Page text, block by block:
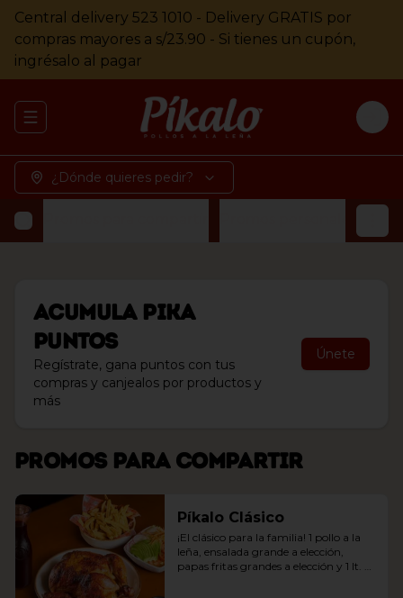
Central delivery 523 1010 - Delivery GRATIS por
compras mayores a s/23.90 - Si tienes un cupón,
ingrésalo al pagar
Abrir menu de navegación
¿Dónde quieres pedir?
Acumula Pika
Puntos
Regístrate, gana puntos con tus
compras y canjealos por productos y
más
Únete
Promos para compartir
Píkalo Clásico
¡El clásico para la familia! 1 pollo a la
leña, ensalada grande a elección,
papas fritas grandes a elección y 1 lt.